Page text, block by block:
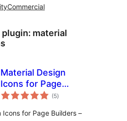
Commercial
plugin: material
Material Design
Icons for Page
Builders
(5valoracións
totais
)
Icons for Page Builders –